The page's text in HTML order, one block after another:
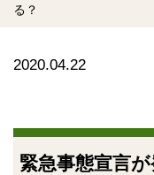
る？
2020.04.22
緊急事態宣言